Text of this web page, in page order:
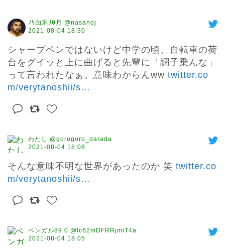
ﾉﾘ甶禾ﾘθ月 @nasanoj
2021-08-04 18:30
シャープペンではないけど中学の頃、自転車の荷
台をグイッと上に曲げると先輩に「調子乗んな」
って言われたなぁ。意味わからんww twitter.co
m/verytanoshii/s…
わたし @gorogoro_darada
2021-08-04 18:08
そんな意味不明な世界があったのか 笑 twitter.co
m/verytanoshii/s…
ベンガル89.0 @Ic62mDFRRjmiT4a
2021-08-04 18:05